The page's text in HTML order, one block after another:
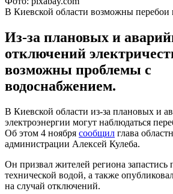
В Киевской области возможны перебои
Из-за плановых и
отключений
возможны проблемы с
водоснабжением.
В Киевской области из-за плановых и
электроэнергии могут наблюдаться
Об этом 4 ноября сообщил глава
администрации Алексей Кулеба.
Он призвал жителей региона запастись
технической водой, а также
на случай отключений.